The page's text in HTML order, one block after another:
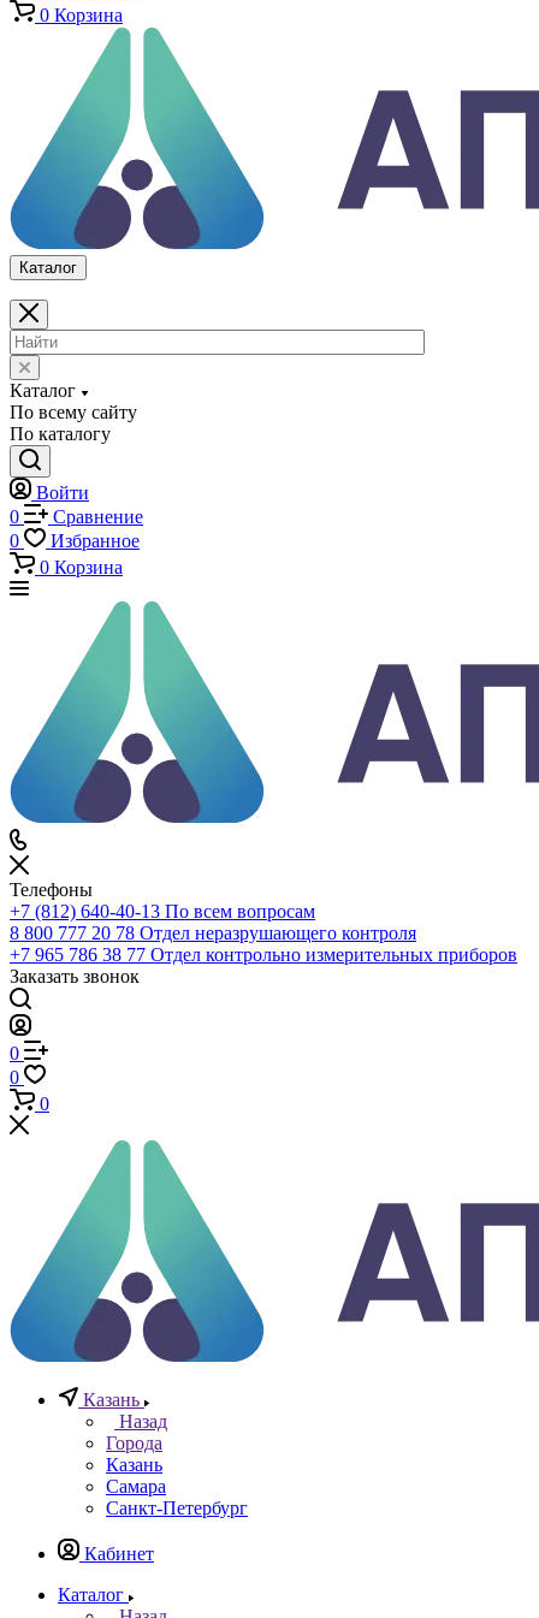
По всему сайту
По каталогу
0
Сравнение
0
Избранное
0 Корзина
Каталог
По всему сайту
По каталогу
Войти
0
Сравнение
0
Избранное
0 Корзина
+7 (812) 640-40-13
По всем вопросам
8 800 777 20 78
Отдел неразрушающего контроля
+7 965 786 38 77
Отдел контрольно измерительных приборов
Заказать звонок
0
0